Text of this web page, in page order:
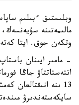
وبلىستىق ءبىلىم
وتكەن جوق. ايتا
- مامىر ايىنان
سايكەستەندىرۋ